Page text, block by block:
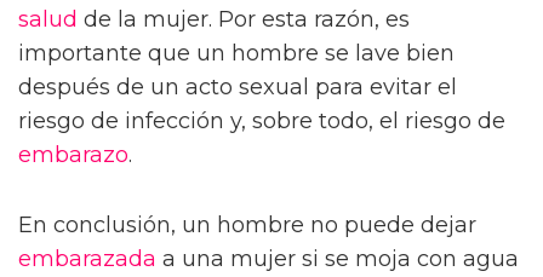
salud de la mujer. Por esta razón, es
importante que un hombre se lave bien
después de un acto sexual para evitar el
riesgo de infección y, sobre todo, el riesgo de
embarazo.
En conclusión, un hombre no puede dejar
embarazada a una mujer si se moja con agua